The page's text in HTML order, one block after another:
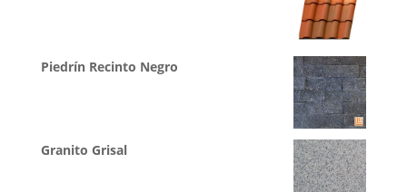
Piedrín Recinto Negro
Granito Grisal